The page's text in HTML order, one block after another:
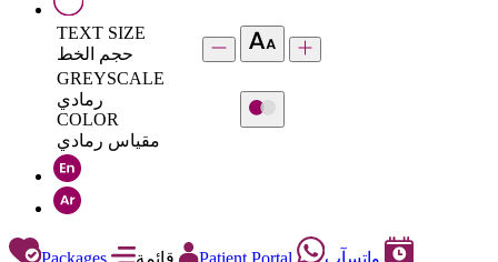
TEXT SIZE
حجم الخط
GREYSCALE
رمادي
COLOR
مقياس رمادي
Packages Patient Portal
واتسآب